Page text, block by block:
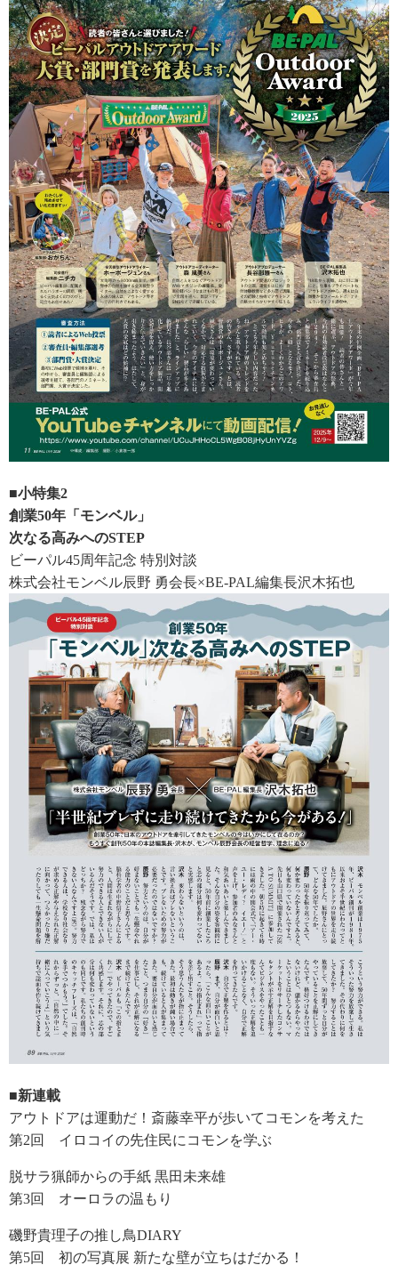
■小特集2
創業50年「モンベル」
次なる高みへのSTEP
ビーパル45周年記念 特別対談
株式会社モンベル辰野 勇会長×BE-PAL編集長沢木拓也
■新連載
アウトドアは運動だ！斎藤幸平が歩いてコモンを考えた
第2回 イロコイの先住民にコモンを学ぶ
脱サラ猟師からの手紙 黒田未来雄
第3回 オーロラの温もり
磯野貴理子の推し鳥DIARY
第5回 初の写真展 新たな壁が立ちはだかる！